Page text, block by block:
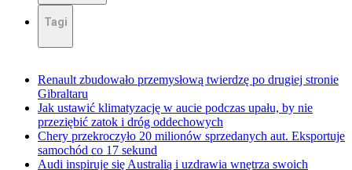
Tagi
Renault zbudowało przemysłową twierdzę po drugiej stronie
Gibraltaru
Jak ustawić klimatyzację w aucie podczas upału, by nie
przeziębić zatok i dróg oddechowych
Chery przekroczyło 20 milionów sprzedanych aut. Eksportuje
samochód co 17 sekund
Audi inspiruje się Australią i uzdrawia wnętrza swoich